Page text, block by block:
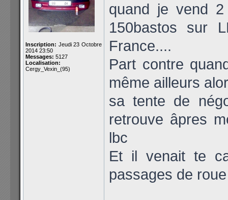
Inscription: Jeudi 23 Octobre
2014 23:50
Messages: 5127
Localisation:
Cergy_Vexin_(95)
quand je vend
150bastos sur
France....
Part contre
même ailleurs
sa tente de
retrouve âpres
lbc
Et il venait te
passages de